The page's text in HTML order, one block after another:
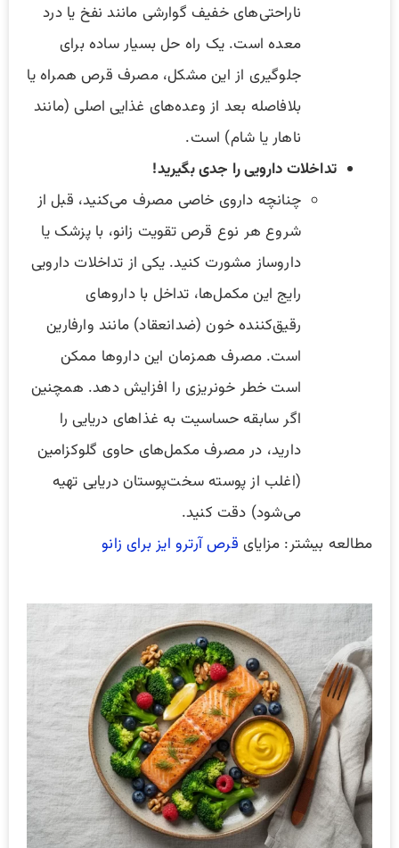
ناراحتی‌های خفیف گوارشی مانند نفخ یا درد
معده است. یک راه حل بسیار ساده برای
جلوگیری از این مشکل، مصرف قرص همراه یا
بلافاصله بعد از وعده‌های غذایی اصلی (مانند
ناهار یا شام) است.
تداخلات دارویی را جدی بگیرید!
چنانچه داروی خاصی مصرف می‌کنید، قبل از
شروع هر نوع قرص تقویت زانو، با پزشک یا
داروساز مشورت کنید. یکی از تداخلات دارویی
رایج این مکمل‌ها، تداخل با داروهای
رقیق‌کننده خون (ضدانعقاد) مانند وارفارین
است. مصرف همزمان این داروها ممکن
است خطر خونریزی را افزایش دهد. همچنین
اگر سابقه حساسیت به غذاهای دریایی را
دارید، در مصرف مکمل‌های حاوی گلوکزامین
(اغلب از پوسته سخت‌پوستان دریایی تهیه
می‌شود) دقت کنید.
مطالعه بیشتر: مزایای قرص آرترو ایز برای زانو